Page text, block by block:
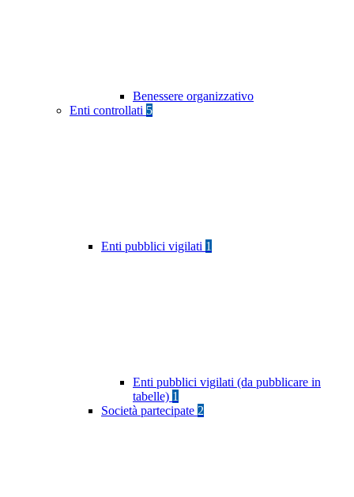
Benessere organizzativo
Enti controllati 5
Enti pubblici vigilati 1
Enti pubblici vigilati (da pubblicare in
tabelle) 1
Società partecipate 2